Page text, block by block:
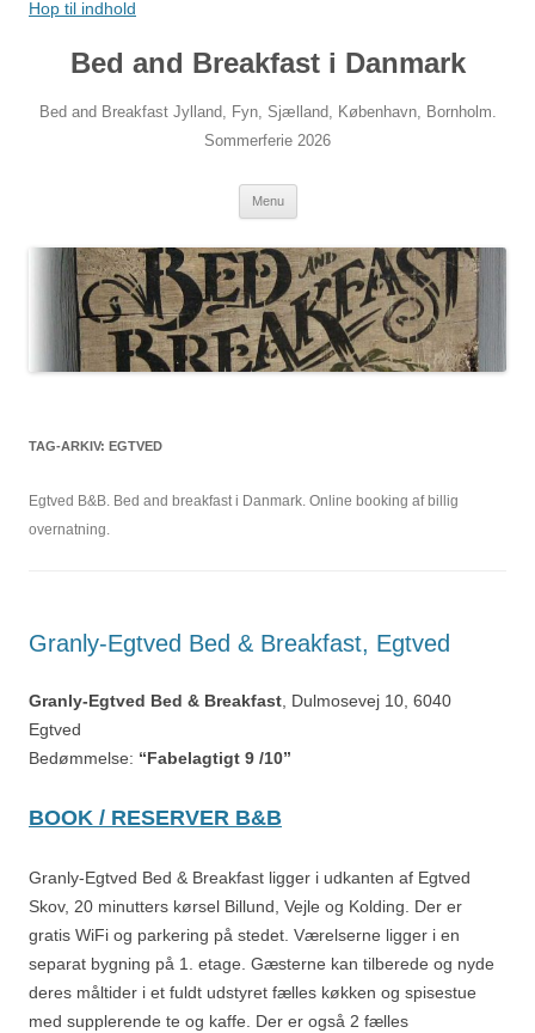
Hop til indhold
Bed and Breakfast i Danmark
Bed and Breakfast Jylland, Fyn, Sjælland, København, Bornholm.
Sommerferie 2026
Menu
TAG-ARKIV: EGTVED
Egtved B&B. Bed and breakfast i Danmark. Online booking af billig
overnatning.
Granly-Egtved Bed & Breakfast, Egtved
Granly-Egtved Bed & Breakfast, Dulmosevej 10, 6040
Egtved
Bedømmelse: “Fabelagtigt 9 /10”
BOOK / RESERVER B&B
Granly-Egtved Bed & Breakfast ligger i udkanten af ​​Egtved
Skov, 20 minutters kørsel Billund, Vejle og Kolding. Der er
gratis WiFi og parkering på stedet. Værelserne ligger i en
separat bygning på 1. etage. Gæsterne kan tilberede og nyde
deres måltider i et fuldt udstyret fælles køkken og spisestue
med supplerende te og kaffe. Der er også 2 fælles